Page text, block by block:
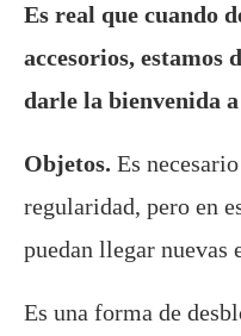
Es real que cuando
accesorios, estamos
darle la bienvenida a
Objetos. Es
regularidad, pero en
puedan llegar nuevas
Es una forma de